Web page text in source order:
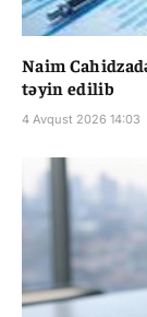
Naim
təyin edilib
4 Avqust 2026 14:03